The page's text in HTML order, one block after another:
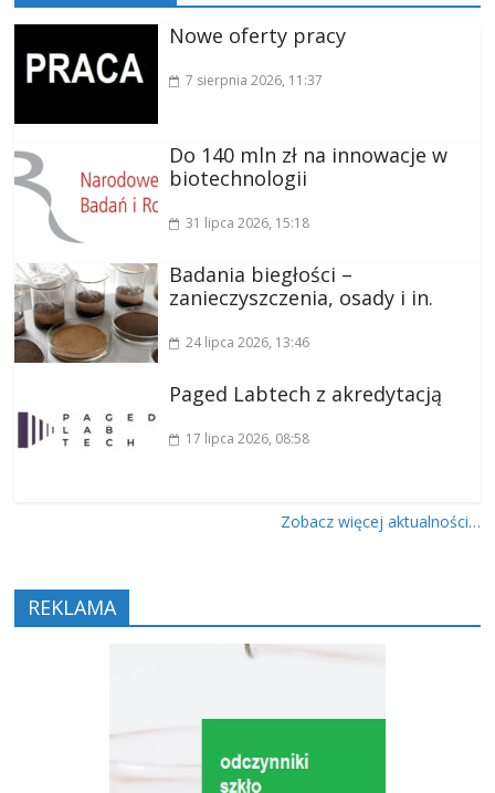
Nowe oferty pracy
7 sierpnia 2026, 11:37
Do 140 mln zł na innowacje w
biotechnologii
31 lipca 2026, 15:18
Badania biegłości –
zanieczyszczenia, osady i in.
24 lipca 2026, 13:46
Paged Labtech z akredytacją
17 lipca 2026, 08:58
Zobacz więcej aktualności…
REKLAMA